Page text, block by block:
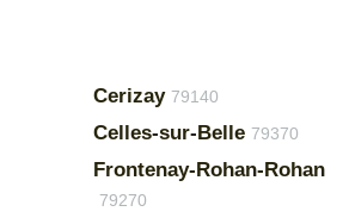
Cerizay 79140
Celles-sur-Belle 79370
Frontenay-Rohan-Rohan
79270